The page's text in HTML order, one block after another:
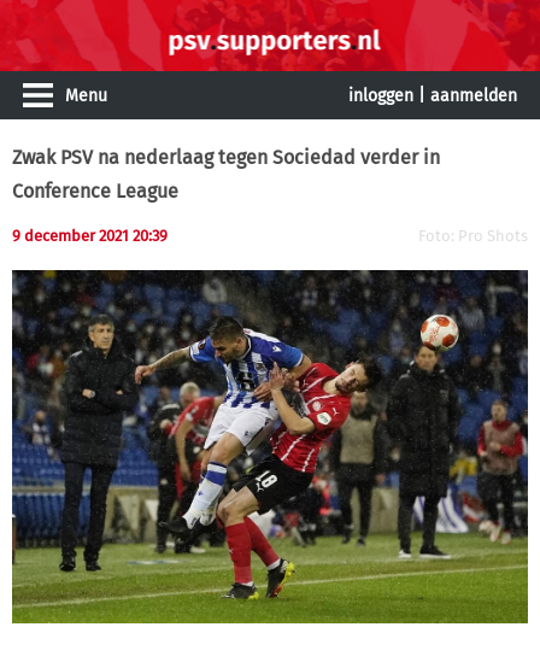
Menu inloggen aanmelden
Zwak PSV na nederlaag tegen Sociedad verder in
Conference League
9 december 2021 20:39 Foto: Pro Shots